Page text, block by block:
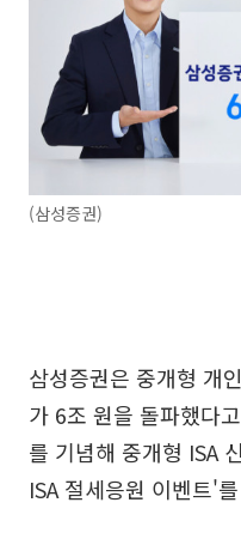
(삼성증권)
삼성증권은 중개형 개
가 6조 원을 돌파했다
를 기념해 중개형 ISA
ISA 절세응원 이벤트'